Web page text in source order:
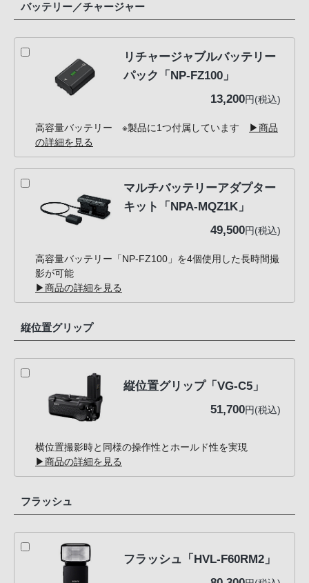
バッテリー／チャージャー
リチャージャブルバッテリー
パック「NP-FZ100」
13,200円(税込)
高容量バッテリー ※製品に1つ付属しています
▶商品
の詳細を見る
マルチバッテリーアダプター
キット「NPA-MQZ1K」
49,500円(税込)
高容量バッテリー「NP-FZ100」を4個使用した長時間撮
影が可能
▶商品の詳細を見る
縦位置グリップ
縦位置グリップ「VG-C5」
51,700円(税込)
横位置撮影時と同様の操作性とホールド性を実現
▶商品の詳細を見る
フラッシュ
フラッシュ「HVL-F60RM2」